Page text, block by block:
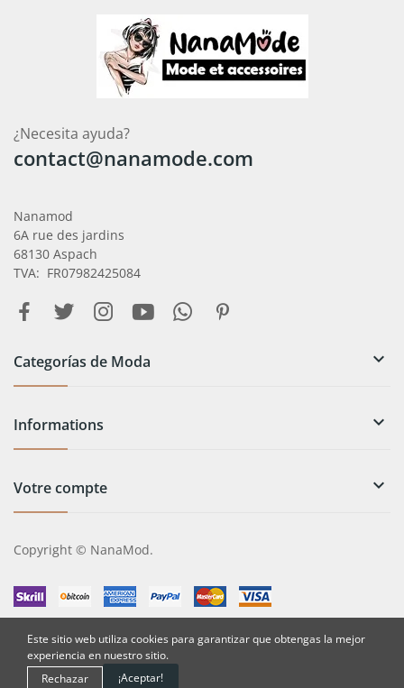
¿Necesita ayuda?
contact@nanamode.com
Nanamod
6A rue des jardins
68130 Aspach
TVA: FR07982425084
Categorías de Moda 
Informations 
Votre compte 
Copyright © NanaMod.
Este sitio web utiliza cookies para garantizar que obtengas la mejor
experiencia en nuestro sitio.
Rechazar
¡Aceptar!